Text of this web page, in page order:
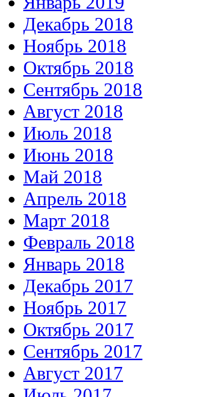
Декабрь 2018
Ноябрь 2018
Октябрь 2018
Сентябрь 2018
Август 2018
Июль 2018
Июнь 2018
Май 2018
Апрель 2018
Март 2018
Февраль 2018
Январь 2018
Декабрь 2017
Ноябрь 2017
Октябрь 2017
Сентябрь 2017
Август 2017